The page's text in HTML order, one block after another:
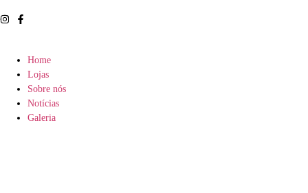
Home
Lojas
Sobre nós
Notícias
Galeria